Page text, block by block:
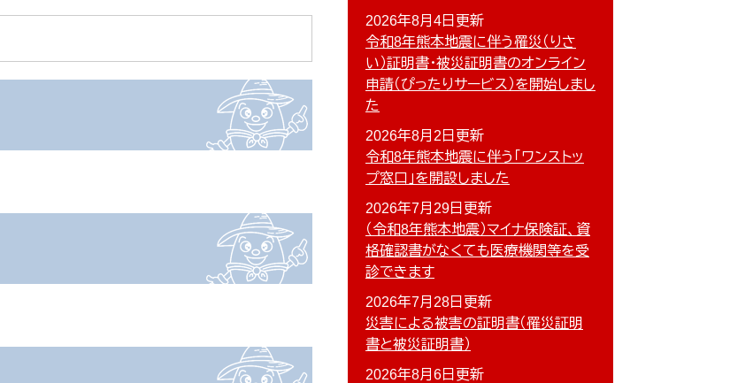
2026年8月4日更新
令和8年熊本地震に伴う罹災（りさ
い）証明書・被災証明書のオンライン
申請（ぴったりサービス）を開始しまし
た
2026年8月2日更新
令和8年熊本地震に伴う「ワンストッ
プ窓口」を開設しました
2026年7月29日更新
（令和8年熊本地震）マイナ保険証、資
格確認書がなくても医療機関等を受
診できます
2026年7月28日更新
災害による被害の証明書（罹災証明
書と被災証明書）
2026年8月6日更新